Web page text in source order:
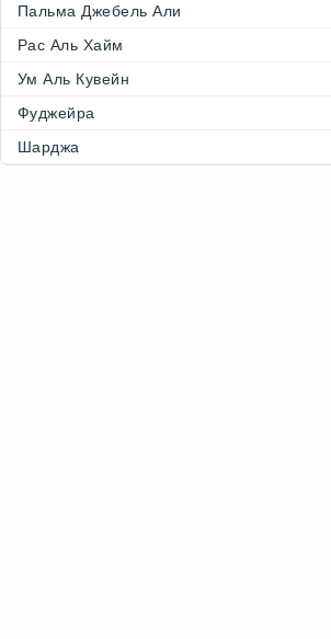
Пальма Джебель Али
Рас Аль Хайм
Ум Аль Кувейн
Фуджейра
Шарджа